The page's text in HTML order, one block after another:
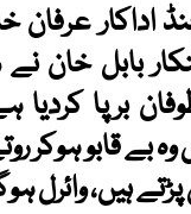
اداکار عرفان
بابل خان
برپا
بے قابو ہوکر
ہیں، وائرل